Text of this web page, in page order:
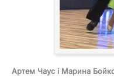
Артем Чаус і Марина